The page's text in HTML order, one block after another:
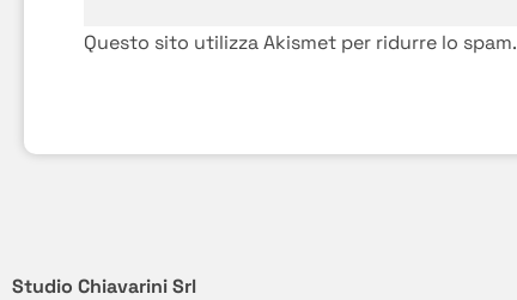
Questo sito utilizza Akismet per ridurre lo spam.
Studio Chiavarini Srl